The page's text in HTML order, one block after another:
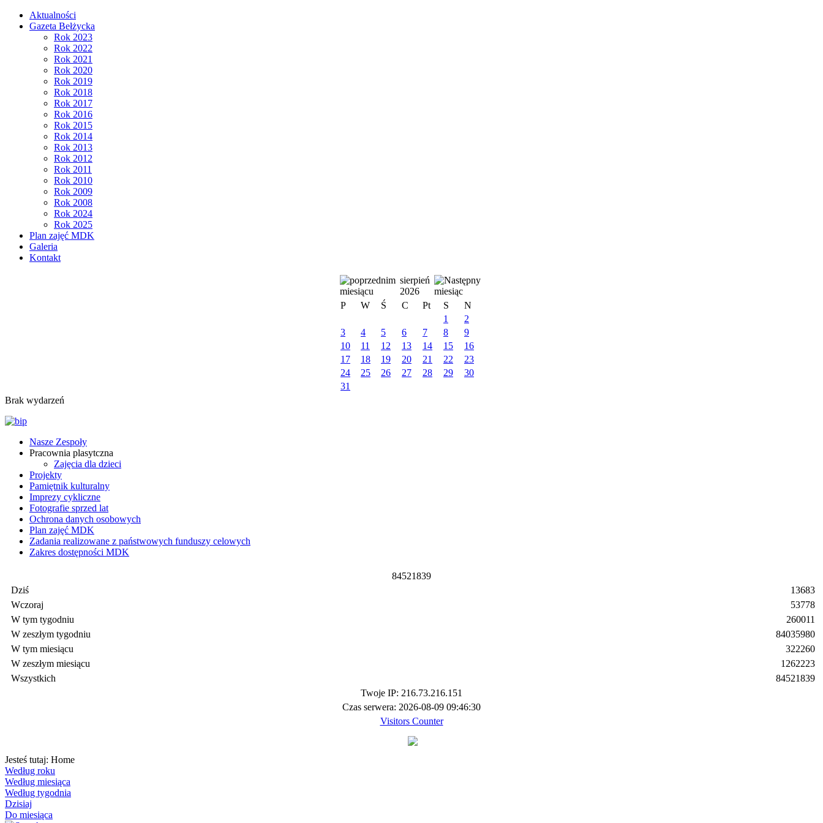
Aktualności
Gazeta Bełżycka
Rok 2023
Rok 2022
Rok 2021
Rok 2020
Rok 2019
Rok 2018
Rok 2017
Rok 2016
Rok 2015
Rok 2014
Rok 2013
Rok 2012
Rok 2011
Rok 2010
Rok 2009
Rok 2008
Rok 2024
Rok 2025
Plan zajęć MDK
Galeria
Kontakt
sierpień
2026
P
W Ś C Pt S
N
1
2
3
4 5 6 7 8
9
10
11 12 13 14 15
16
17
18 19 20 21 22
23
24
25 26 27 28 29
30
31
Brak wydarzeń
Nasze Zespoły
Pracownia plasytczna
Zajęcia dla dzieci
Projekty
Pamiętnik kulturalny
Imprezy cykliczne
Fotografie sprzed lat
Ochrona danych osobowych
Plan zajęć MDK
Zadania realizowane z państwowych funduszy celowych
Zakres dostępności MDK
84521839
Dziś
Wczoraj
W tym tygodniu
W zeszłym tygodniu
W tym miesiącu
W zeszłym miesiącu
Wszystkich
13683
53778
260011
84035980
322260
1262223
84521839
Twoje IP: 216.73.216.151
Czas serwera: 2026-08-09 09:46:30
Visitors Counter
Jesteś tutaj: Home
Według roku
Według miesiąca
Według tygodnia
Dzisiaj
Do miesiąca